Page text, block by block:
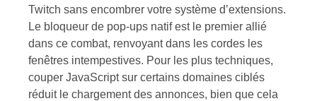
Twitch sans encombrer votre système d’extensions.
Le bloqueur de pop-ups natif est le premier allié
dans ce combat, renvoyant dans les cordes les
fenêtres intempestives. Pour les plus techniques,
couper JavaScript sur certains domaines ciblés
réduit le chargement des annonces, bien que cela